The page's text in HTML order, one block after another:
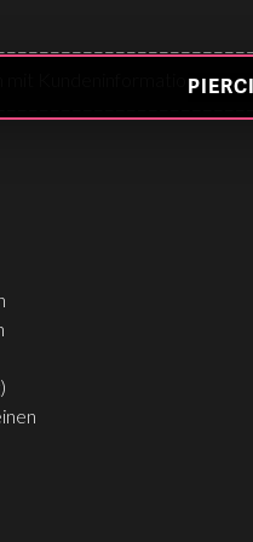
Zwickau
mit Kundeninformationen